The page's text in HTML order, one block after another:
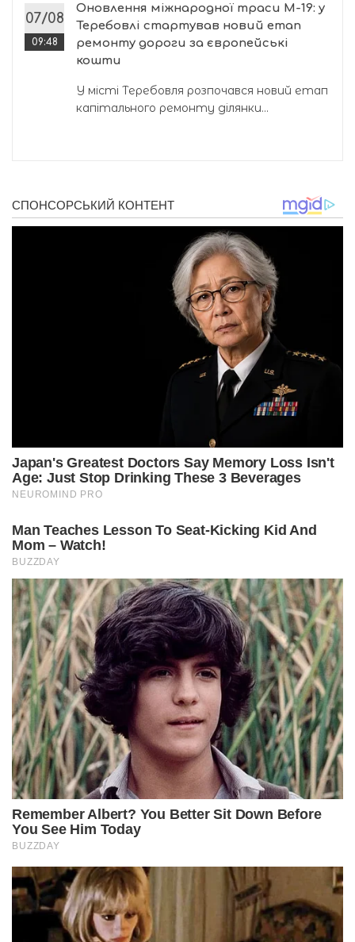
07/08
09:48
Оновлення міжнародної траси М-19: у
Теребовлі стартував новий етап
ремонту дороги за європейські
кошти
У місті Теребовля розпочався новий етап
капітального ремонту ділянки...